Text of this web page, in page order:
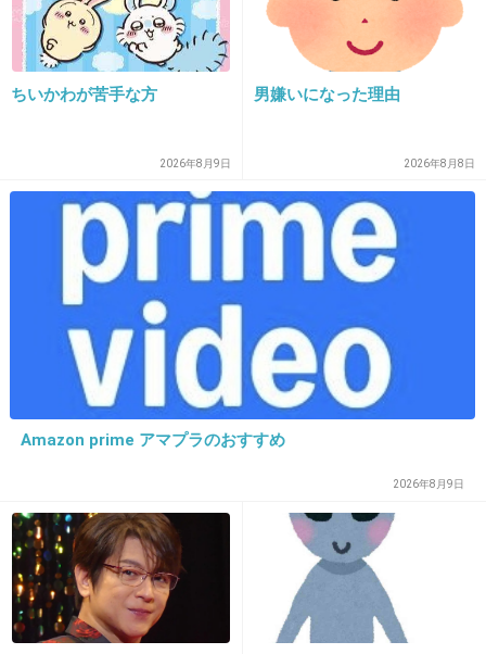
17. 匿名2015/02/22(日) 21:49:05
舘ひろしの軽自動車。
+1637
軽自動車
2015/02/22(日) 21:49:11
軽自動車。乗ってるわけない。
+1008
20. 匿名 2015/02/22(日) 21:49:11
一般人がでてる青汁のCM。
ちいかわが苦手な方
2026年8月9日
男嫌いになった理由
2026年8月8日
Amazon prime アマプラのおすすめ
2026年8月9日